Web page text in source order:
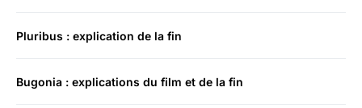
Pluribus : explication de la fin
Bugonia : explications du film et de la fin